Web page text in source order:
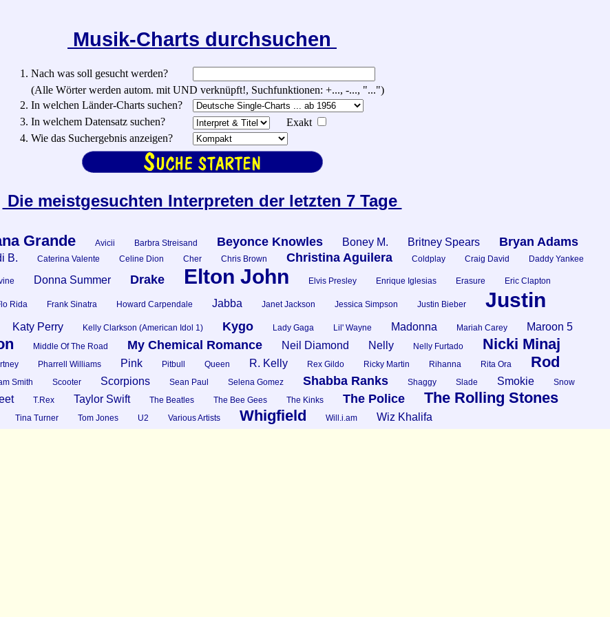
Musik-Charts durchsuchen
1. Nach was soll gesucht werden?
(Alle Wörter werden autom. mit UND verknüpft!, Suchfunktionen: +..., -..., "...")
2. In welchen Länder-Charts suchen?
3. In welchem Datensatz suchen?
Exakt
4. Wie das Suchergebnis anzeigen?
Die meistgesuchten Interpreten der letzten 7 Tage
Grande Avicii Barbra Streisand Beyonce Knowles Boney M. Britney Spears Bryan Adams
B. Caterina Valente Celine Dion Cher Chris Brown Christina Aguilera Coldplay Craig David Daddy Yankee
Donna Summer Drake Elton John Elvis Presley Enrique Iglesias Erasure Eric Clapton
Rida Frank Sinatra Howard Carpendale Jabba Janet Jackson Jessica Simpson Justin Bieber
Justin
Katy Perry Kelly Clarkson (American Idol 1) Kygo Lady Gaga Lil' Wayne Madonna Mariah Carey Maroon 5
Middle Of The Road My Chemical Romance Neil Diamond Nelly Nelly Furtado Nicki Minaj
Pharrell Williams Pink Pitbull Queen R. Kelly Rex Gildo Ricky Martin Rihanna Rita Ora
Rod
Smith Scooter Scorpions Sean Paul Selena Gomez Shabba Ranks Shaggy Slade Smokie Snow
T.Rex Taylor Swift The Beatles The Bee Gees The Kinks The Police The Rolling Stones
Tina Turner Tom Jones U2 Various Artists Whigfield Will.i.am Wiz Khalifa